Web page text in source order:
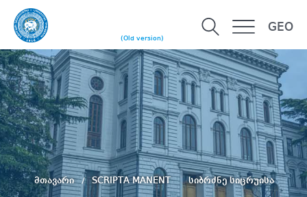
(Old version)
GEO
მთავარი SCRIPTA MANENT სიბრძნე სიცრუისა